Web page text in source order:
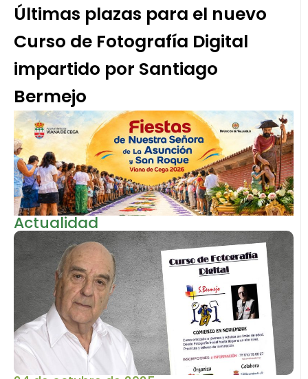
Últimas plazas para el nuevo
Curso de Fotografía Digital
impartido por Santiago
Bermejo
Actualidad